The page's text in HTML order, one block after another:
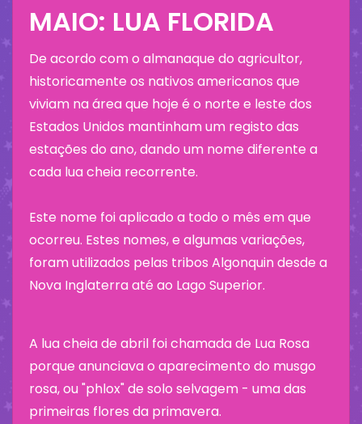
MAIO: LUA FLORIDA
De acordo com o almanaque do agricultor,
historicamente os nativos americanos que
viviam na área que hoje é o norte e leste dos
Estados Unidos mantinham um registo das
estações do ano, dando um nome diferente a
cada lua cheia recorrente.
Este nome foi aplicado a todo o mês em que
ocorreu. Estes nomes, e algumas variações,
foram utilizados pelas tribos Algonquin desde a
Nova Inglaterra até ao Lago Superior.
A lua cheia de abril foi chamada de Lua Rosa
porque anunciava o aparecimento do musgo
rosa, ou "phlox" de solo selvagem - uma das
primeiras flores da primavera.